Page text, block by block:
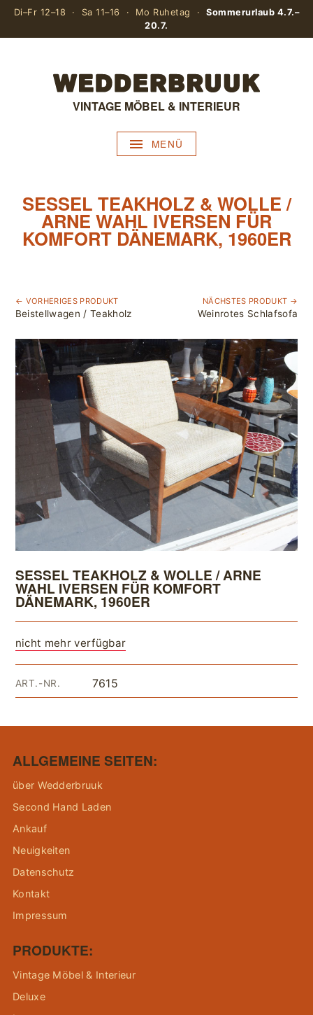
Di–Fr 12–18 · Sa 11–16 · Mo Ruhetag ·Sommerurlaub 4.7.–
20.7.
VINTAGE MÖBEL & INTERIEUR
MENÜ
SESSEL TEAKHOLZ & WOLLE /
ARNE WAHL IVERSEN FÜR
KOMFORT DÄNEMARK, 1960ER
← VORHERIGES PRODUKT
Beistellwagen / Teakholz
NÄCHSTES PRODUKT →
Weinrotes Schlafsofa
SESSEL TEAKHOLZ & WOLLE / ARNE
WAHL IVERSEN FÜR KOMFORT
DÄNEMARK, 1960ER
nicht mehr verfügbar
ART.-NR. 7615
ALLGEMEINE SEITEN:
über Wedderbruuk
Second Hand Laden
Ankauf
Neuigkeiten
Datenschutz
Kontakt
Impressum
PRODUKTE:
Vintage Möbel & Interieur
Deluxe